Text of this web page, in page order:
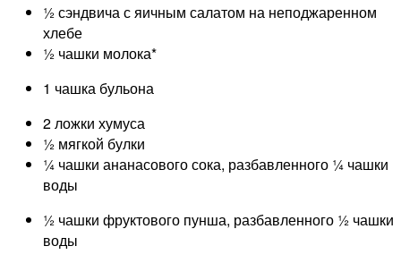
½ сэндвича с яичным салатом на неподжаренном
хлебе
½ чашки молока*
1 чашка бульона
2 ложки хумуса
½ мягкой булки
¼ чашки ананасового сока, разбавленного ¼ чашки
воды
½ чашки фруктового пунша, разбавленного ½ чашки
воды